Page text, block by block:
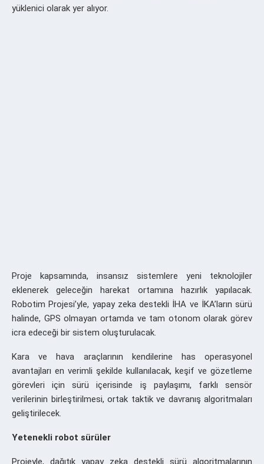
yüklenici olarak yer alıyor.
Proje kapsamında, insansız sistemlere yeni teknolojiler
eklenerek geleceğin harekat ortamına hazırlık yapılacak.
Robotim Projesi’yle, yapay zeka destekli İHA ve İKA’ların sürü
halinde, GPS olmayan ortamda ve tam otonom olarak görev
icra edeceği bir sistem oluşturulacak.
Kara ve hava araçlarının kendilerine has operasyonel
avantajları en verimli şekilde kullanılacak, keşif ve gözetleme
görevleri için sürü içerisinde iş paylaşımı, farklı sensör
verilerinin birleştirilmesi, ortak taktik ve davranış algoritmaları
geliştirilecek.
Yetenekli robot sürüler
Projeyle, dağıtık yapay zeka destekli sürü algoritmalarının